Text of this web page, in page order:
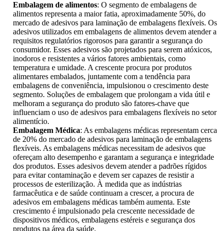
Embalagem de alimentos: O segmento de embalagens de
alimentos representa a maior fatia, aproximadamente 50%, do
mercado de adesivos para laminação de embalagens flexíveis. Os
adesivos utilizados em embalagens de alimentos devem atender a
requisitos regulatórios rigorosos para garantir a segurança do
consumidor. Esses adesivos são projetados para serem atóxicos,
inodoros e resistentes a vários fatores ambientais, como
temperatura e umidade. A crescente procura por produtos
alimentares embalados, juntamente com a tendência para
embalagens de conveniência, impulsionou o crescimento deste
segmento. Soluções de embalagem que prolongam a vida útil e
melhoram a segurança do produto são fatores-chave que
influenciam o uso de adesivos para embalagens flexíveis no setor
alimentício.
Embalagem Médica: As embalagens médicas representam cerca
de 20% do mercado de adesivos para laminação de embalagens
flexíveis. As embalagens médicas necessitam de adesivos que
ofereçam alto desempenho e garantam a segurança e integridade
dos produtos. Esses adesivos devem atender a padrões rígidos
para evitar contaminação e devem ser capazes de resistir a
processos de esterilização. À medida que as indústrias
farmacêutica e de saúde continuam a crescer, a procura de
adesivos em embalagens médicas também aumenta. Este
crescimento é impulsionado pela crescente necessidade de
dispositivos médicos, embalagens estéreis e segurança dos
produtos na área da saúde.